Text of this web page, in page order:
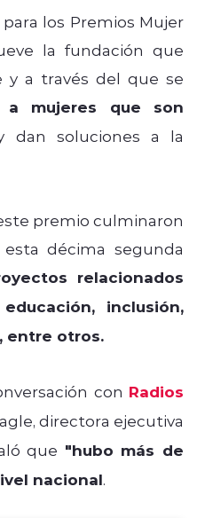
los Premios Mujer
la fundación que
y a través del que se
a mujeres que son
dan soluciones a la
premio culminaron
décima segunda
relacionados
inclusión,
entre otros.
con Radios
directora ejecutiva
que "hubo más de
nacional.